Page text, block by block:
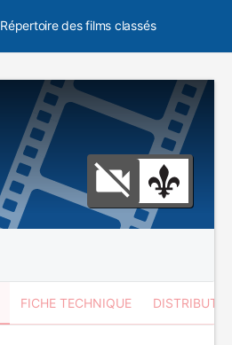
Répertoire des films classés
FICHE TECHNIQUE